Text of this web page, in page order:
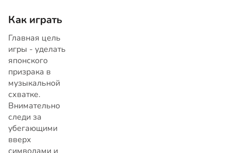
Как играть
Главная цель
игры - уделать
японского
призрака в
музыкальной
схватке.
Внимательно
следи за
убегающими
вверх